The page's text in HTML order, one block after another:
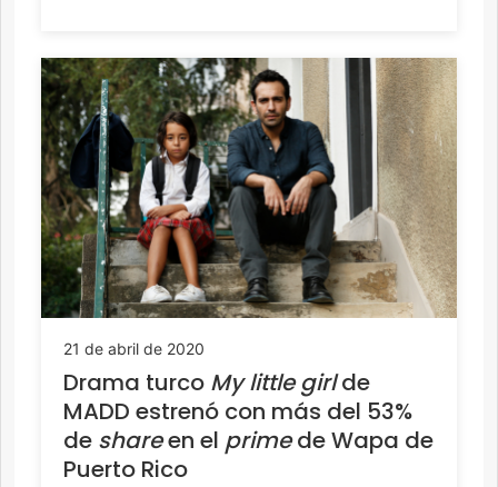
21 de abril de 2020
Drama turco My little girlde
MADD estrenó con más del 53%
de shareen el primede Wapa de
Puerto Rico